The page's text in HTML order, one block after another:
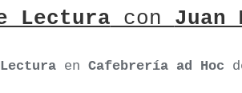
Lectura con Juan
en Cafebrería ad Hoc